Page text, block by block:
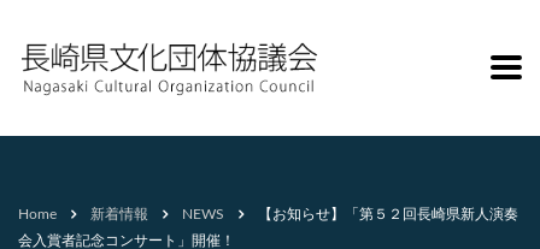
Home 新着情報 NEWS
【お知らせ】「第５２回長崎県新人演奏
会入賞者記念コンサート」開催！